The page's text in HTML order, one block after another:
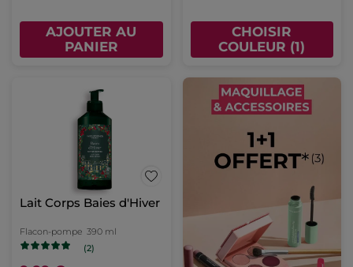
AJOUTER AU
PANIER
CHOISIR
COULEUR (1)
Lait Corps Baies d'Hiver
Flacon-pompe 390 ml
(2)